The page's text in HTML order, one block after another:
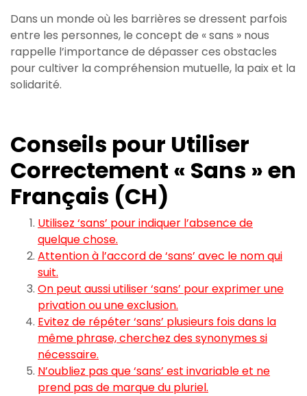
Dans un monde où les barrières se dressent parfois
entre les personnes, le concept de « sans » nous
rappelle l’importance de dépasser ces obstacles
pour cultiver la compréhension mutuelle, la paix et la
solidarité.
Conseils pour Utiliser
Correctement « Sans » en
Français (CH)
Utilisez ‘sans’ pour indiquer l’absence de
quelque chose.
Attention à l’accord de ‘sans’ avec le nom qui
suit.
On peut aussi utiliser ‘sans’ pour exprimer une
privation ou une exclusion.
Evitez de répéter ‘sans’ plusieurs fois dans la
même phrase, cherchez des synonymes si
nécessaire.
N’oubliez pas que ‘sans’ est invariable et ne
prend pas de marque du pluriel.